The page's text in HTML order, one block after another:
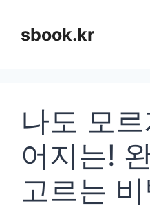
sbook.kr
나도 모
어지는!
고르는